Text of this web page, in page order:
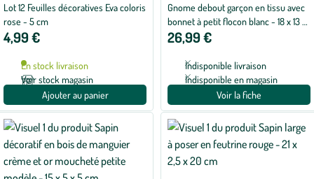
Lot 12 Feuilles décoratives Eva coloris
rose - 5 cm
4,99 €
En stock livraison
Voir stock magasin
Ajouter au panier
Gnome debout garçon en tissu avec
bonnet à petit flocon blanc - 18 x 13 x
61 cm
26,99 €
Indisponible livraison
Indisponible en magasin
Voir la fiche